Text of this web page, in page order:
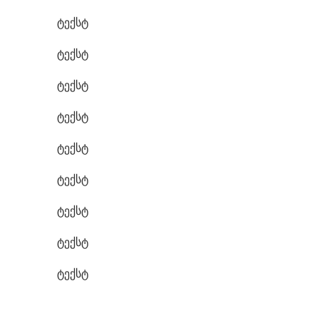
ტექსტ
ტექსტ
ტექსტ
ტექსტ
ტექსტ
ტექსტ
ტექსტ
ტექსტ
ტექსტ